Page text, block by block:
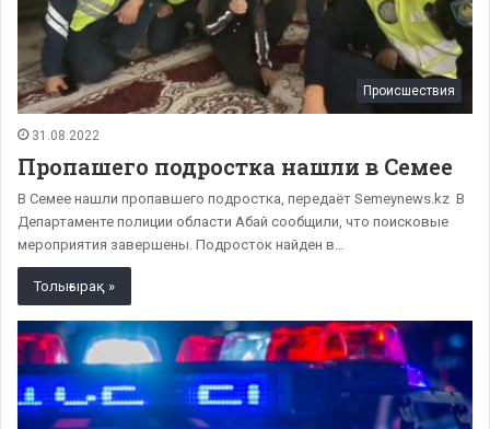
Происшествия
31.08.2022
Пропашего подростка нашли в Семее
В Семее нашли пропавшего подростка, передаёт Semeynews.kz В
Департаменте полиции области Абай сообщили, что поисковые
мероприятия завершены. Подросток найден в…
Толығырақ »